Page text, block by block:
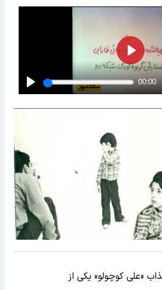
«علی کوچولو» یکی از